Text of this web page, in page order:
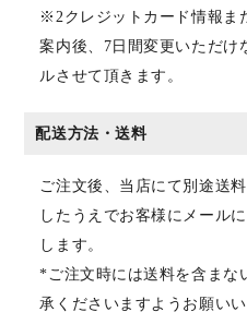
※2クレジットカード情報ま
案内後、7日間変更いただけ
ルさせて頂きます。
配送方法・送料
ご注文後、当店にて別途送
したうえでお客様にメール
します。
*ご注文時には送料を含まな
承くださいますようお願いい